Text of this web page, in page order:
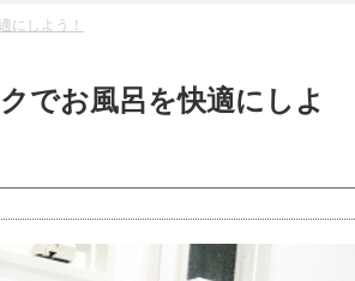
にしよう！
でお風呂を快適にしよ